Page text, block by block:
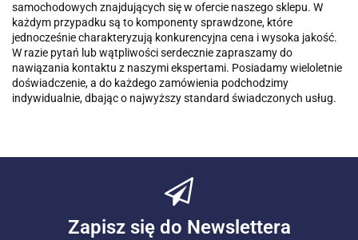
samochodowych znajdujących się w ofercie naszego sklepu. W
każdym przypadku są to komponenty sprawdzone, które
jednocześnie charakteryzują konkurencyjna cena i wysoka jakość.
W razie pytań lub wątpliwości serdecznie zapraszamy do
nawiązania kontaktu z naszymi ekspertami. Posiadamy wieloletnie
doświadczenie, a do każdego zamówienia podchodzimy
indywidualnie, dbając o najwyższy standard świadczonych usług.
Zapisz się do Newslettera